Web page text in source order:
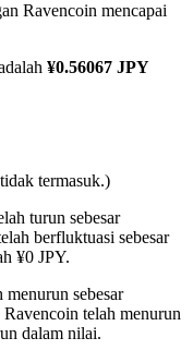
dan komoditas
sebagai jaminannya
Ravencoin mencapai
¥0.56067 JPY
termasuk.)
turun sebesar
berfluktuasi sebesar
¥0 JPY.
sebesar
telah menurun
dalam nilai.